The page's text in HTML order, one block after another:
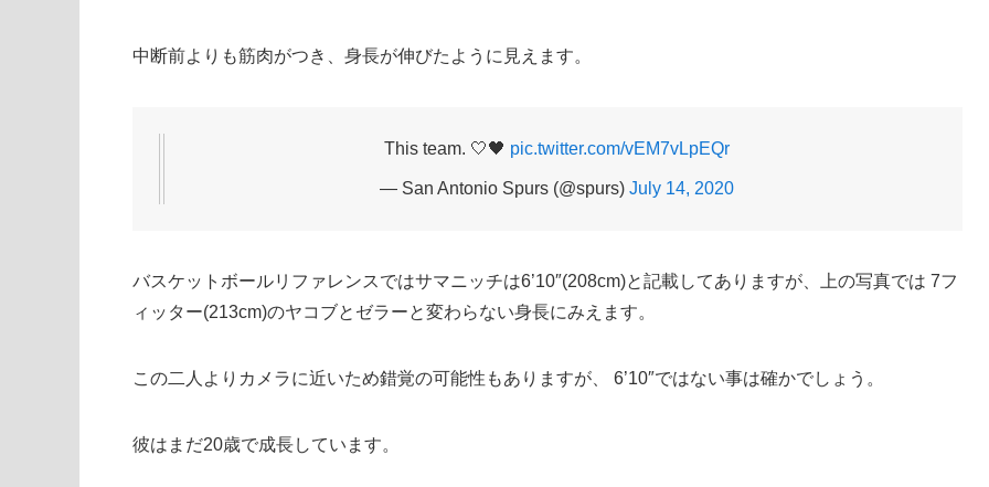
中断前よりも筋肉がつき、身長が伸びたように見えます。
This team. 🤍🖤 pic.twitter.com/vEM7vLpEQr
— San Antonio Spurs (@spurs) July 14, 2020
バスケットボールリファレンスではサマニッチは6’10″(208cm)と記載してありますが、上の写真では 7フ
ィッター(213cm)のヤコブとゼラーと変わらない身長にみえます。
この二人よりカメラに近いため錯覚の可能性もありますが、 6’10″ではない事は確かでしょう。
彼はまだ20歳で成長しています。